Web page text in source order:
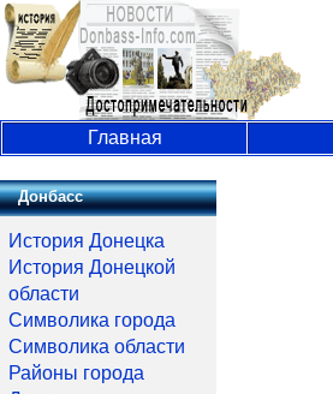
Главная
Донбасс
История Донецка
История Донецкой
области
Символика города
Символика области
Районы города